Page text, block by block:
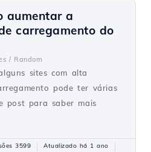
aumentar a
carregamento do
/ Random
sites com alta
pode ter várias
post para saber mais
3599
Atualizado há 1 ano